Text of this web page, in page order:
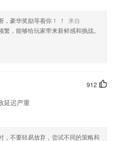
，豪华奖励等着你！ ！
来自
繁，能够给玩家带来新鲜感和挑战。
912
延迟严重
，不要轻易放弃，尝试不同的策略和